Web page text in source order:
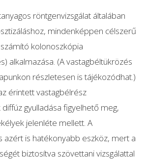
röntgenvizsgálat általában
mindenképpen célszerű
kolonoszkópia
alkalmazása. (A vastagbéltükrözés
részletesen is tájékozódhat.)
érintett vastagbélrész
gyulladása figyelhető meg,
jelenléte mellett. A
azért is hatékonyabb eszköz, mert a
biztosítva szövettani vizsgálattal